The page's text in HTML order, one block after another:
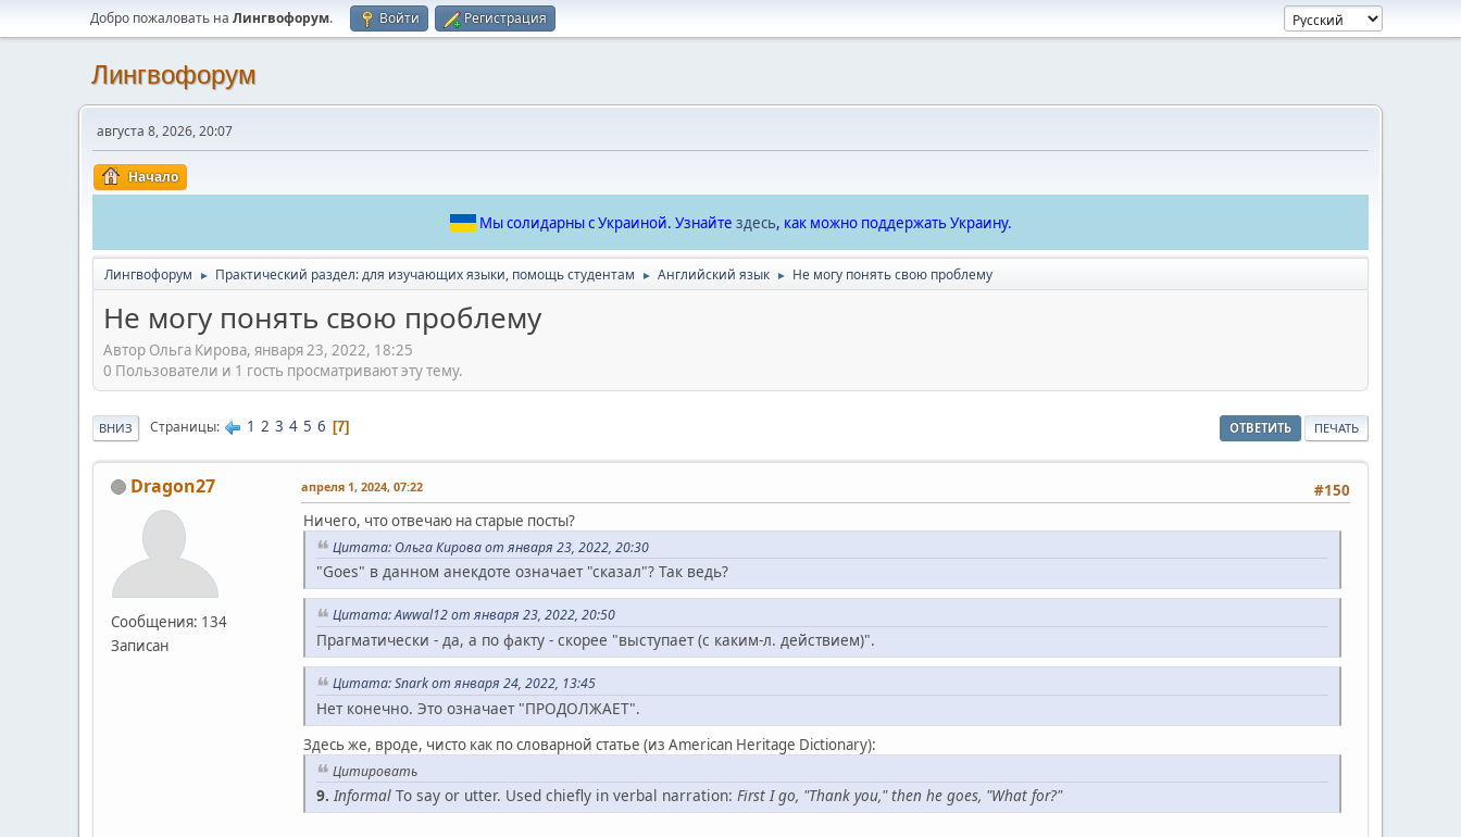
Добро пожаловать на Лингвофорум. Войти Регистрация
Лингвофорум
августа 8, 2026, 20:07
Начало
Мы солидарны с Украиной. Узнайте здесь, как можно поддержать Украину.
Лингвофорум ► Практический раздел: для изучающих языки, помощь студентам ► Английский язык ► Не могу понять свою проблему
Не могу понять свою проблему
Автор Ольга Кирова, января 23, 2022, 18:25
0 Пользователи и 1 гость просматривают эту тему.
ОТВЕТИТЬ ПЕЧАТЬ
ВНИЗ Страницы 1 2 3 4 5 6 7
Dragon27
Сообщения: 134
Записан
#150
апреля 1, 2024, 07:22
Ничего, что отвечаю на старые посты?
Цитата: Ольга Кирова от января 23, 2022, 20:30
"Goes" в данном анекдоте означает "сказал"? Так ведь?
Цитата: Awwal12 от января 23, 2022, 20:50
Прагматически - да, а по факту - скорее "выступает (с каким-л. действием)".
Цитата: Snark от января 24, 2022, 13:45
Нет конечно. Это означает "ПРОДОЛЖАЕТ".
Здесь же, вроде, чисто как по словарной статье (из American Heritage Dictionary):
Цитировать
9. Informal To say or utter. Used chiefly in verbal narration: First I go, "Thank you," then he goes, "What for?"